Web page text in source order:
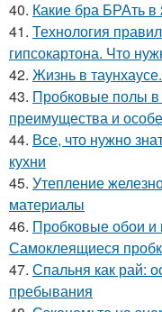
40. Какие бра БРАть в
41. Технология
гипсокартона. Что
42. Жизнь в
43. Пробковые полы
преимущества и
44. Все, что нужно
кухни
45. Утепление
материалы
46. Пробковые обои и
Самоклеящиеся
47. Спальня как рай:
пребывания